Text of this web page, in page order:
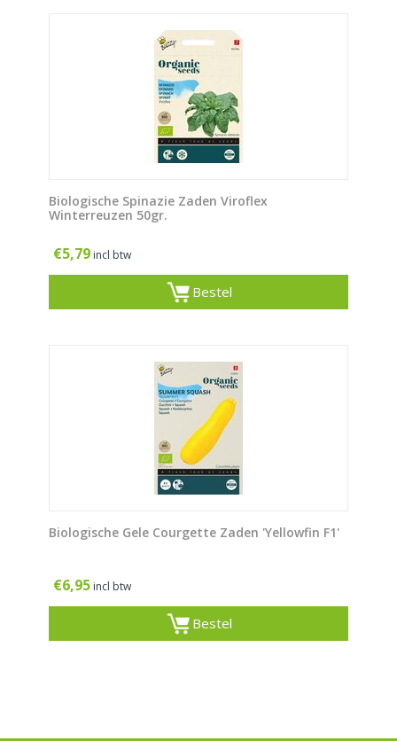
Biologische Spinazie Zaden Viroflex
Winterreuzen 50gr.
€5,79 incl btw
Bestel
Biologische Gele Courgette Zaden 'Yellowfin F1'
€6,95 incl btw
Bestel